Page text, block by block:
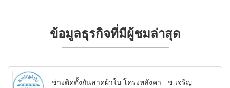
ข้อมูลธุรกิจที่มีผู้ชมล่าสุด
ช่างติดตั้งกันสาดผ้าใบ โครงหลังคา - ช เจริญ